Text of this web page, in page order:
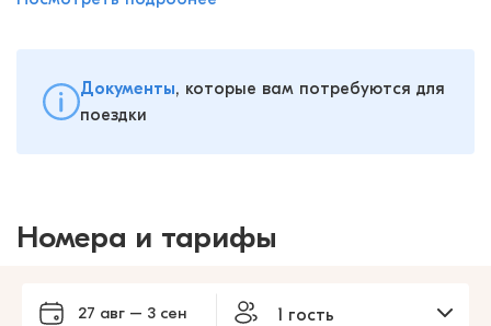
Документы, которые вам потребуются для
поездки
Номера и тарифы
27 авг – 3 сен 1 гость